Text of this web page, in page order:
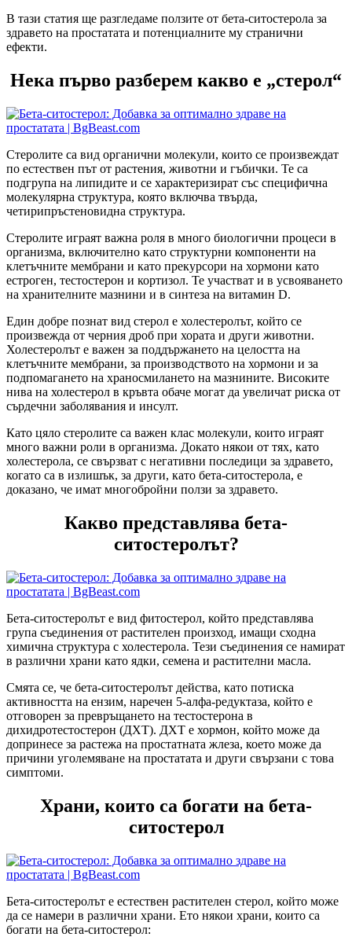
В тази статия ще разгледаме ползите от бета-ситостeрола за
здравето на простатата и потенциалните му странични
ефекти.
Нека първо разберем какво е „стерол“
Стеролите са вид органични молекули, които се произвеждат
по естествен път от растения, животни и гъбички. Те са
подгрупа на липидите и се характеризират със специфична
молекулярна структура, която включва твърда,
четирипръстеновидна структура.
Стеролите играят важна роля в много биологични процеси в
организма, включително като структурни компоненти на
клетъчните мембрани и като прекурсори на хормони като
естроген, тестостерон и кортизол. Те участват и в усвояването
на хранителните мазнини и в синтеза на витамин D.
Един добре познат вид стерол е холестеролът, който се
произвежда от черния дроб при хората и други животни.
Холестеролът е важен за поддържането на целостта на
клетъчните мембрани, за производството на хормони и за
подпомагането на храносмилането на мазнините. Високите
нива на холестерол в кръвта обаче могат да увеличат риска от
сърдечни заболявания и инсулт.
Като цяло стеролите са важен клас молекули, които играят
много важни роли в организма. Докато някои от тях, като
холестерола, се свързват с негативни последици за здравето,
когато са в излишък, за други, като бета-ситостерола, е
доказано, че имат многобройни ползи за здравето.
Какво представлява бета-
ситостеролът?
Бета-ситостеролът е вид фитостерол, който представлява
група съединения от растителен произход, имащи сходна
химична структура с холестерола. Тези съединения се намират
в различни храни като ядки, семена и растителни масла.
Смята се, че бета-ситостeролът действа, като потиска
активността на ензим, наречен 5-алфа-редуктаза, който е
отговорен за превръщането на тестостерона в
дихидротестостерон (ДХТ). ДХТ е хормон, който може да
допринесе за растежа на простатната жлеза, което може да
причини уголемяване на простатата и други свързани с това
симптоми.
Храни, които са богати на бета-
ситостерол
Бета-ситостеролът е естествен растителен стерол, който може
да се намери в различни храни. Ето някои храни, които са
богати на бета-ситoстерол: